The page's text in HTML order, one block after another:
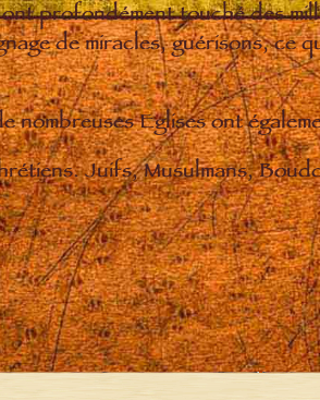
profondément touché des
de miracles, guérisons, ce
Eglises ont
Juifs, Musulmans,